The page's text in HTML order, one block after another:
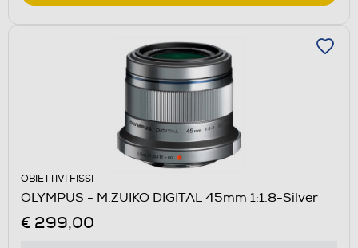
OBIETTIVI FISSI
OLYMPUS - M.ZUIKO DIGITAL 45mm 1:1.8-Silver
€ 299,00